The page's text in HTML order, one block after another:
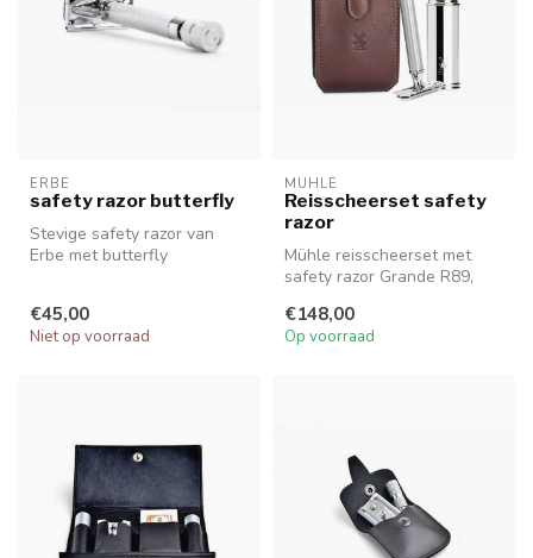
ERBE
safety razor butterfly
Stevige safety razor van
Erbe met butterfly
€45,00
Niet op voorraad
MUHLE
Reisscheerset safety
razor
Mühle reisscheerset met
safety razor Grande R89,
...
€148,00
Op voorraad